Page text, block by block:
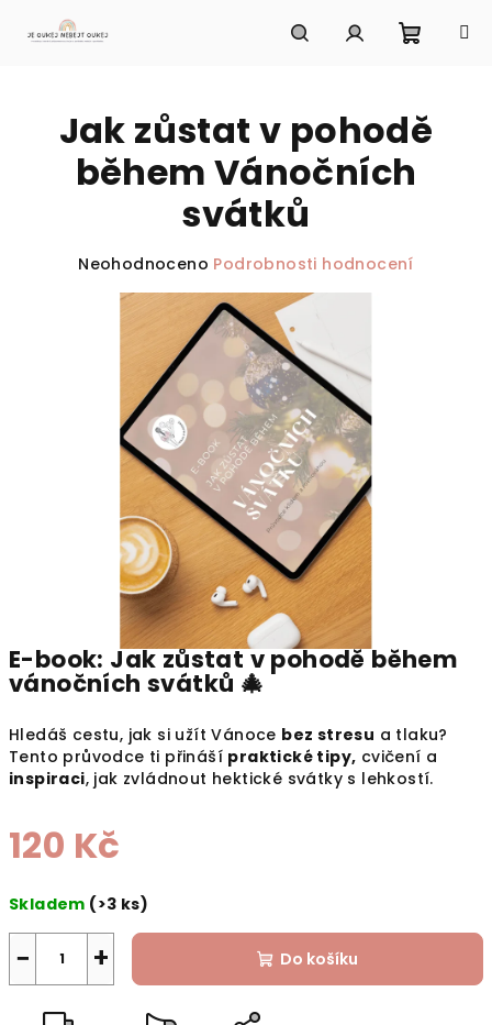
košík
E-book: Jak zůstat v pohodě během
vánočních svátků 🎄
Hledáš cestu, jak si užít Vánoce bez stresu a tlaku?
Tento průvodce ti přináší praktické tipy, cvičení a
inspiraci, jak zvládnout hektické svátky s lehkostí.
120 Kč
cena:
Skladem (>3 ks)
+
− Do košíku
Jak zůstat v pohodě
během Vánočních
svátků
Průměrné
produktu
hvězdiček.
Neohodnoceno Podrobnosti hodnocení